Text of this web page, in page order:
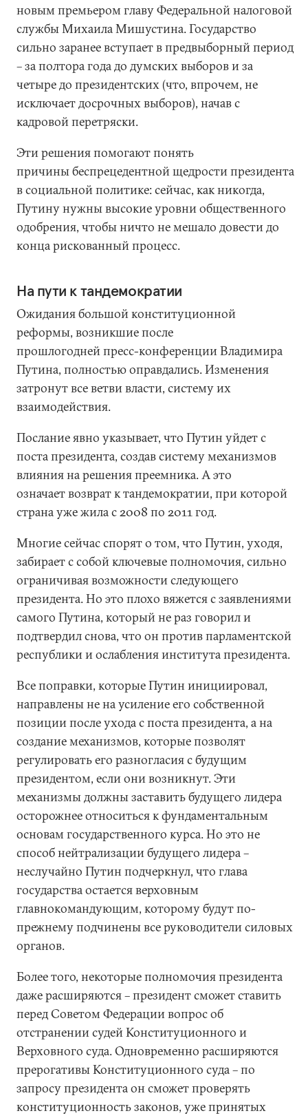
новым премьером главу Федеральной налоговой
службы Михаила Мишустина. Государство
сильно заранее вступает в предвыборный период
– за полтора года до думских выборов и за
четыре до президентских (что, впрочем, не
исключает досрочных выборов), начав с
кадровой перетряски.
Эти решения помогают понять
причины беспрецедентной щедрости президента
в социальной политике: сейчас, как никогда,
Путину нужны высокие уровни общественного
одобрения, чтобы ничто не мешало довести до
конца рискованный процесс.
На пути к тандемократии
Ожидания большой конституционной
реформы, возникшие после
прошлогодней пресс-конференции Владимира
Путина, полностью оправдались. Изменения
затронут все ветви власти, систему их
взаимодействия.
Послание явно указывает, что Путин уйдет с
поста президента, создав систему механизмов
влияния на решения преемника. А это
означает возврат к тандемократии, при которой
страна уже жила с 2008 по 2011 год.
Многие сейчас спорят о том, что Путин, уходя,
забирает с собой ключевые полномочия, сильно
ограничивая возможности следующего
президента. Но это плохо вяжется с заявлениями
самого Путина, который не раз говорил и
подтвердил снова, что он против парламентской
республики и ослабления института президента.
Все поправки, которые Путин инициировал,
направлены не на усиление его собственной
позиции после ухода с поста президента, а на
создание механизмов, которые позволят
регулировать его разногласия с будущим
президентом, если они возникнут. Эти
механизмы должны заставить будущего лидера
осторожнее относиться к фундаментальным
основам государственного курса. Но это не
способ нейтрализации будущего лидера –
неслучайно Путин подчеркнул, что глава
государства остается верховным
главнокомандующим, которому будут по-
прежнему подчинены все руководители силовых
органов.
Более того, некоторые полномочия президента
даже расширяются – президент сможет ставить
перед Советом Федерации вопрос об
отстранении судей Конституционного и
Верховного суда. Одновременно расширяются
прерогативы Конституционного суда – по
запросу президента он сможет проверять
конституционность законов, уже принятых